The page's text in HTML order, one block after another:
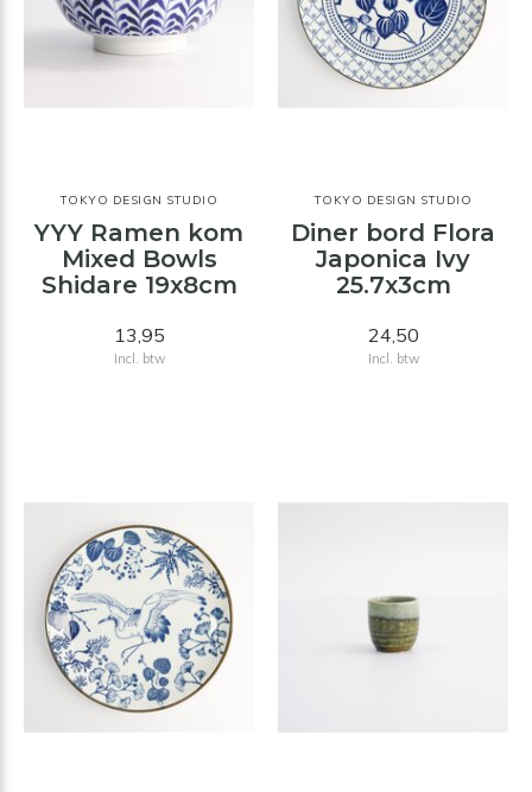
TOKYO DESIGN STUDIO
YYY Ramen kom
Mixed Bowls
Shidare 19x8cm
13,95
Incl. btw
TOKYO DESIGN STUDIO
Diner bord Flora
Japonica Ivy
25.7x3cm
24,50
Incl. btw